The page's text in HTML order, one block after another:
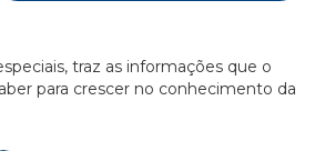
traz as informações que o
para crescer no conhecimento da